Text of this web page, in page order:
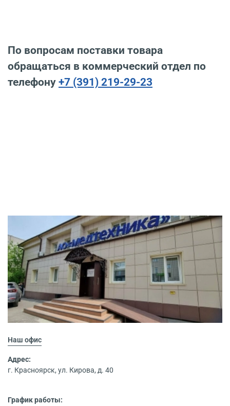
По вопросам поставки товара
обращаться в коммерческий отдел по
телефону +7 (391) 219-29-23
Наш офис
Адрес:
г. Красноярск, ул. Кирова, д. 40
График работы: